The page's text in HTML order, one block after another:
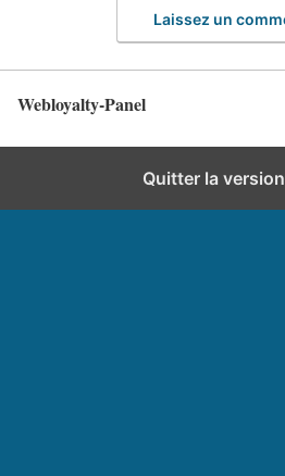
Laissez un
Webloyalty-Panel
Quitter la